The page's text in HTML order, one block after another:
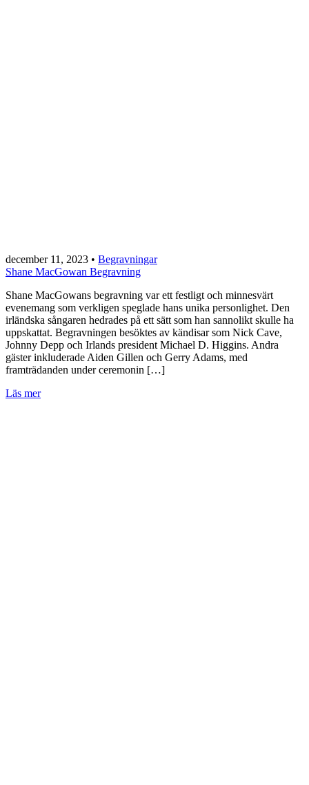
december 11, 2023 • Begravningar
Shane MacGowan Begravning
Shane MacGowans begravning var ett festligt och minnesvärt
evenemang som verkligen speglade hans unika personlighet. Den
irländska sångaren hedrades på ett sätt som han sannolikt skulle ha
uppskattat. Begravningen besöktes av kändisar som Nick Cave,
Johnny Depp och Irlands president Michael D. Higgins. Andra
gäster inkluderade Aiden Gillen och Gerry Adams, med
framträdanden under ceremonin […]
Läs mer